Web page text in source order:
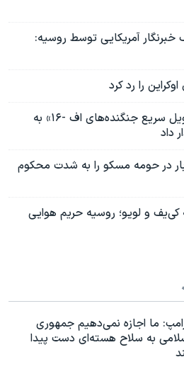
خبرنگار آمریکایی توسط روسیه:
را رد کرد
درخواست زلنسکی برای «تحویل سریع جنگنده‌های اف -۱۶» به
داد
در حومه مسکو را به‌ شدت محکوم
به کی‌یف و لویو؛ روسیه حریم هوایی
ما اجازه نمی‌دهیم جمهوری
به سلاح هسته‌ای دست پیدا